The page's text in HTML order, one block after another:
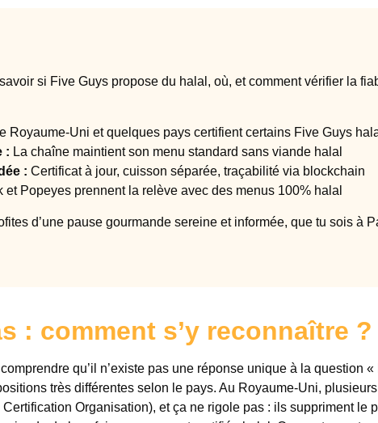
si Five Guys propose du halal, où, et comment vérifier la
Royaume-Uni et quelques pays certifient certains Five Guys
: La chaîne maintient son menu standard sans viande halal
: Certificat à jour, cuisson séparée, traçabilité via blockchain
et Popeyes prennent la relève avec des menus 100% halal
d’une pause gourmande sereine et informée, que tu sois à
: comment s’y reconnaître ?
qu’il n’existe pas une réponse unique à la question
très différentes selon le pays. Au Royaume-Uni, plusieurs
Organisation), et ça ne rigole pas : ils suppriment le